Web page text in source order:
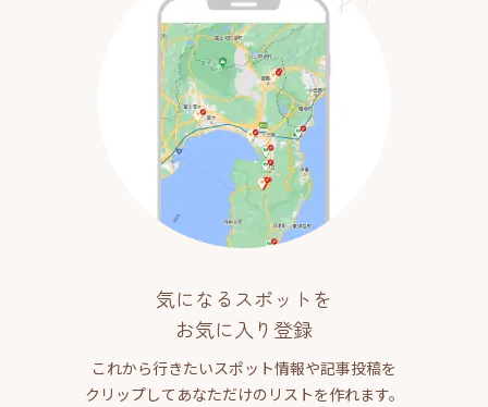
気になるスポットを
お気に入り登録
これから行きたいスポット情報や記事投稿を
クリップしてあなただけのリストを作れます。